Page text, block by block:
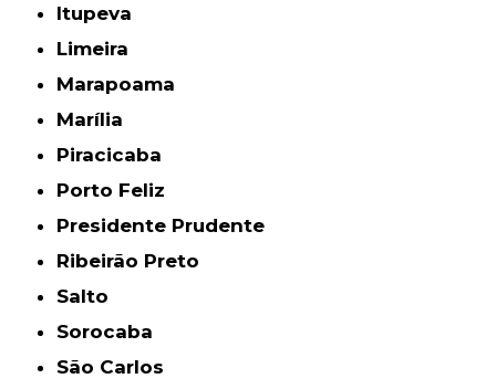
Itupeva
Limeira
Marapoama
Marília
Piracicaba
Porto Feliz
Presidente Prudente
Ribeirão Preto
Salto
Sorocaba
São Carlos